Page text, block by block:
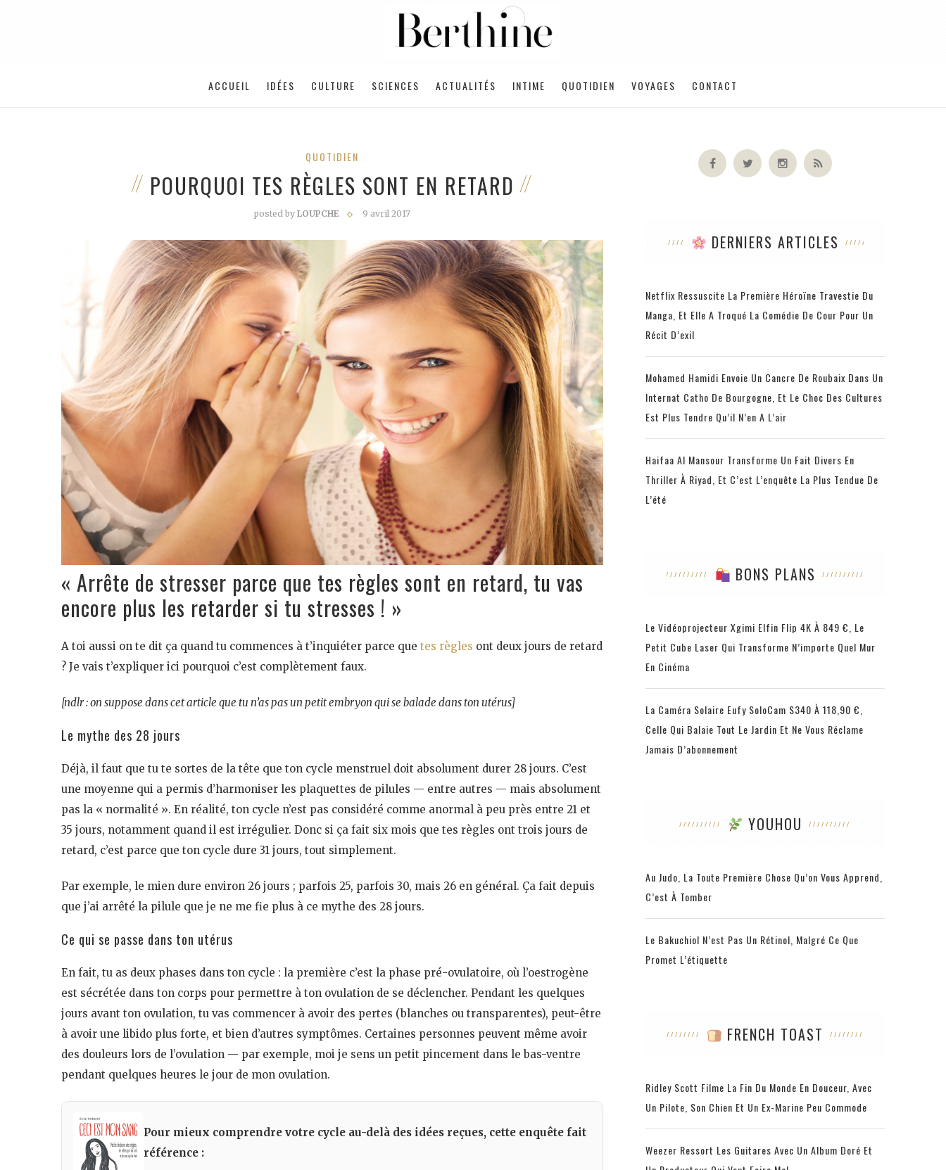
ACCUEIL IDÉES CULTURE SCIENCES ACTUALITÉS INTIME QUOTIDIEN VOYAGES CONTACT
QUOTIDIEN
POURQUOI TES RÈGLES SONT EN RETARD
posted by LOUPCHE 9 avril 2017
« Arrête de stresser parce que tes règles sont en retard, tu vas
encore plus les retarder si tu stresses ! »
A toi aussi on te dit ça quand tu commences à t’inquiéter parce que tes règles ont deux jours de retard
? Je vais t’expliquer ici pourquoi c’est complètement faux.
[ndlr : on suppose dans cet article que tu n’as pas un petit embryon qui se balade dans ton utérus]
Le mythe des 28 jours
Déjà, il faut que tu te sortes de la tête que ton cycle menstruel doit absolument durer 28 jours. C’est
une moyenne qui a permis d’harmoniser les plaquettes de pilules — entre autres — mais absolument
pas la « normalité ». En réalité, ton cycle n’est pas considéré comme anormal à peu près entre 21 et
35 jours, notamment quand il est irrégulier. Donc si ça fait six mois que tes règles ont trois jours de
retard, c’est parce que ton cycle dure 31 jours, tout simplement.
Par exemple, le mien dure environ 26 jours ; parfois 25, parfois 30, mais 26 en général. Ça fait depuis
que j’ai arrêté la pilule que je ne me fie plus à ce mythe des 28 jours.
Ce qui se passe dans ton utérus
En fait, tu as deux phases dans ton cycle : la première c’est la phase pré-ovulatoire, où l’oestrogène
est sécrétée dans ton corps pour permettre à ton ovulation de se déclencher. Pendant les quelques
jours avant ton ovulation, tu vas commencer à avoir des pertes (blanches ou transparentes), peut-être
à avoir une libido plus forte, et bien d’autres symptômes. Certaines personnes peuvent même avoir
des douleurs lors de l’ovulation — par exemple, moi je sens un petit pincement dans le bas-ventre
pendant quelques heures le jour de mon ovulation.
Pour mieux comprendre votre cycle au-delà des idées reçues, cette enquête fait
référence :
DERNIERS ARTICLES
Netflix Ressuscite La Première Héroïne Travestie Du
Manga, Et Elle A Troqué La Comédie De Cour Pour Un
Récit D’exil
Mohamed Hamidi Envoie Un Cancre De Roubaix Dans Un
Internat Catho De Bourgogne, Et Le Choc Des Cultures
Est Plus Tendre Qu’il N’en A L’air
Haifaa Al Mansour Transforme Un Fait Divers En
Thriller À Riyad, Et C’est L’enquête La Plus Tendue De
L’été
BONS PLANS
Le Vidéoprojecteur Xgimi Elfin Flip 4K À 849 €, Le
Petit Cube Laser Qui Transforme N’importe Quel Mur
En Cinéma
La Caméra Solaire Eufy SoloCam S340 À 118,90 €,
Celle Qui Balaie Tout Le Jardin Et Ne Vous Réclame
Jamais D’abonnement
YOUHOU
Au Judo, La Toute Première Chose Qu’on Vous Apprend,
C’est À Tomber
Le Bakuchiol N’est Pas Un Rétinol, Malgré Ce Que
Promet L’étiquette
FRENCH TOAST
Ridley Scott Filme La Fin Du Monde En Douceur, Avec
Un Pilote, Son Chien Et Un Ex-Marine Peu Commode
Weezer Ressort Les Guitares Avec Un Album Doré Et